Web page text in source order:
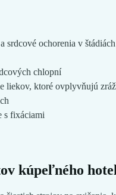
srdcové ochorenia v
chlopní
liekov, ktoré ovplyvňujú
s fixáciami
kúpeľného